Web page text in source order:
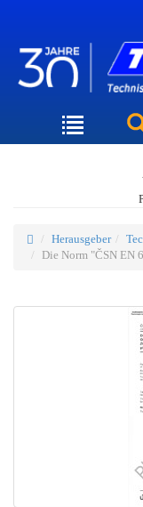
Herausgeber
Die Norm "ČSN EN